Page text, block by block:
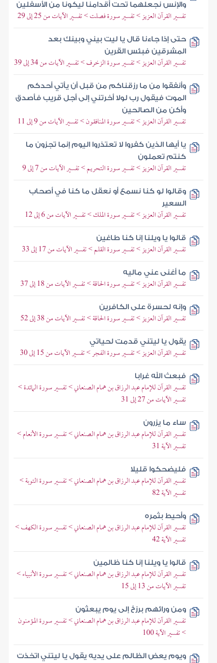
والإنس نجعلهما تحت أقدامنا ليكونا من الأسفلين
تفسير القرآن العزيز > تفسير سورة فصلت > تفسير الآيات من 25 إلى 29
حتى إذا جاءنا قال يا ليت بيني وبينك بعد
المشرقين فبئس القرين
تفسير القرآن العزيز > تفسير سورة الزخرف > تفسير الآيات من 34 إلى 39
وأنفقوا من ما رزقناكم من قبل أن يأتي أحدكم
الموت فيقول رب لولا أخرتني إلى أجل قريب فأصدق
وأكن من الصالحين
تفسير القرآن العزيز > تفسير سورة المنافقون > تفسير الآيات من 9 إلى 11
يا أيها الذين كفروا لا تعتذروا اليوم إنما تجزون ما
كنتم تعملون
تفسير القرآن العزيز > تفسير سورة التحريم > تفسير الآيات من 7 إلى 9
وقالوا لو كنا نسمع أو نعقل ما كنا في أصحاب
السعير
تفسير القرآن العزيز > تفسير سورة الملك > تفسير الآيات من 6 إلى 12
قالوا يا ويلنا إنا كنا طاغين
تفسير القرآن العزيز > تفسير سورة القلم > تفسير الآيات من 17 إلى 33
ما أغنى عني ماليه
تفسير القرآن العزيز > تفسير سورة الحاقة > تفسير الآيات من 18 إلى 37
وإنه لحسرة على الكافرين
تفسير القرآن العزيز > تفسير سورة الحاقة > تفسير الآيات من 38 إلى 52
يقول يا ليتني قدمت لحياتي
تفسير القرآن العزيز > تفسير سورة الفجر > تفسير الآيات من 15 إلى 30
فبعث الله غرابا
تفسير القرآن للإمام عبد الرزاق بن همام الصنعاني > تفسير سورة المائدة >
تفسير الآيات من 27 إلى 31
ساء ما يزرون
تفسير القرآن للإمام عبد الرزاق بن همام الصنعاني > تفسير سورة الأنعام >
تفسير الآية 31
فليضحكوا قليلا
تفسير القرآن للإمام عبد الرزاق بن همام الصنعاني > تفسير سورة التوبة >
تفسير الآية 82
وأحيط بثمره
تفسير القرآن للإمام عبد الرزاق بن همام الصنعاني > تفسير سورة الكهف >
تفسير الآية 42
قالوا يا ويلنا إنا كنا ظالمين
تفسير القرآن للإمام عبد الرزاق بن همام الصنعاني > تفسير سورة الأنبياء >
تفسير الآيات من 13 إلى 15
ومن ورائهم برزخ إلى يوم يبعثون
تفسير القرآن للإمام عبد الرزاق بن همام الصنعاني > تفسير سورة المؤمنون
> تفسير الآية 100
ويوم يعض الظالم على يديه يقول يا ليتني اتخذت